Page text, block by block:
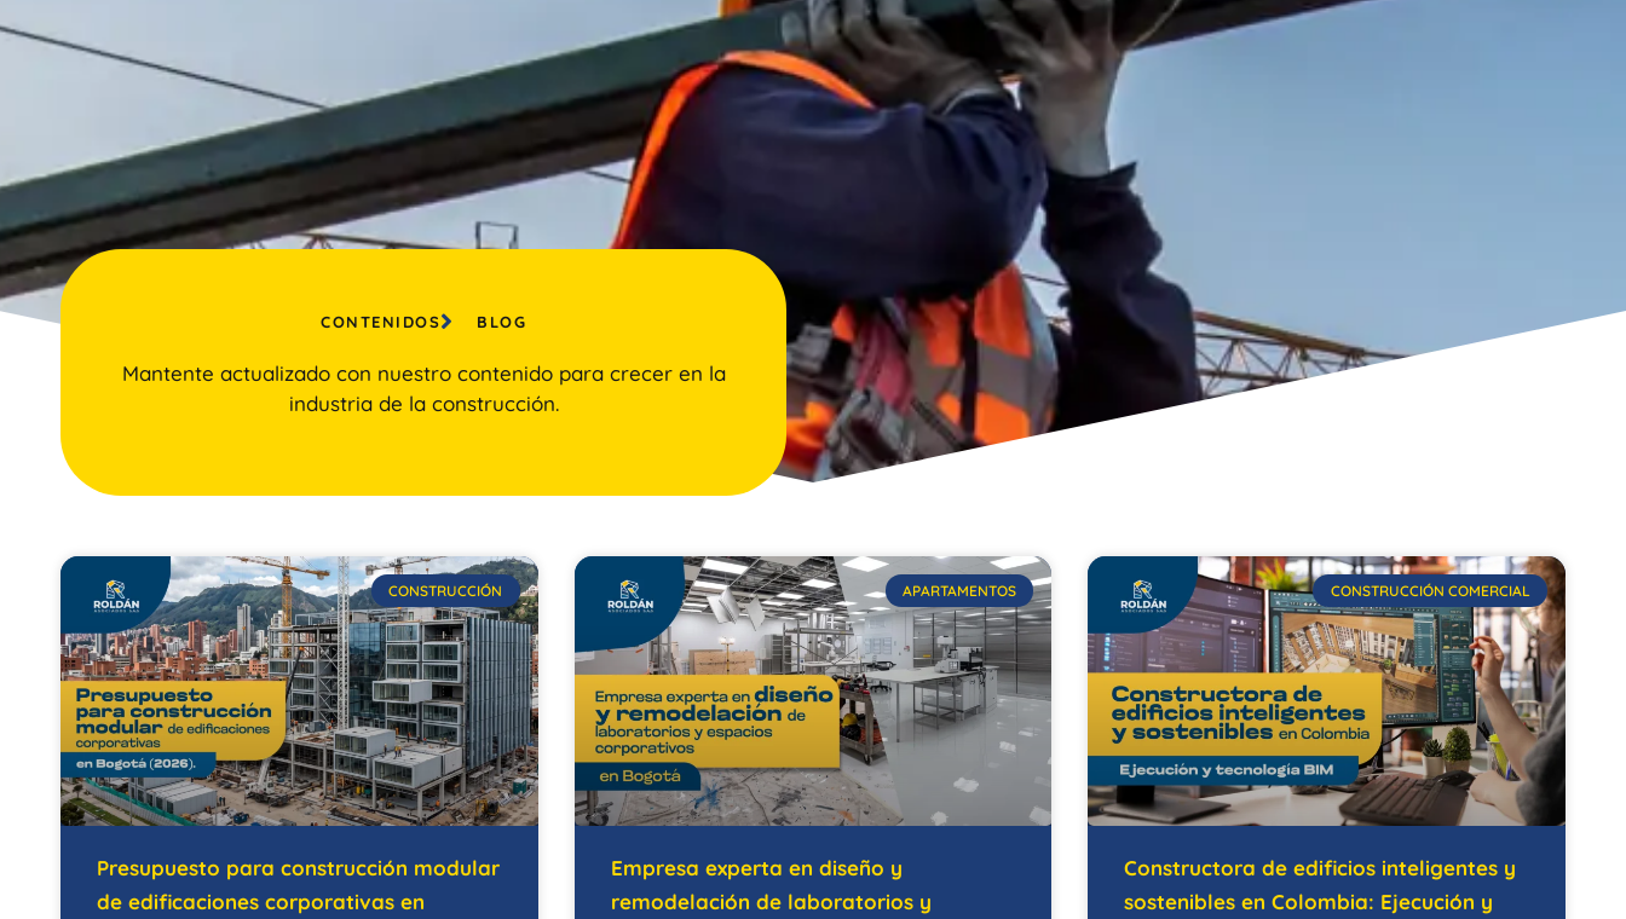
CONTENIDOS BLOG
Mantente actualizado con nuestro contenido para crecer en la
industria de la construcción.
CONSTRUCCIÓN
Presupuesto para construcción modular
de edificaciones corporativas en
APARTAMENTOS
Empresa experta en diseño y
remodelación de laboratorios y
CONSTRUCCIÓN COMERCIAL
Constructora de edificios inteligentes y
sostenibles en Colombia: Ejecución y